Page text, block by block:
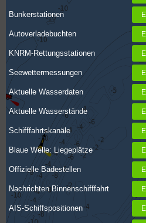
Bunkerstationen
Autoverladebuchten
KNRM-Rettungsstationen
Seewettermessungen
Aktuelle Wasserdaten
Aktuelle Wasserstände
Schifffahrtskanäle
Blaue Welle: Liegeplätze
Offizielle Badestellen
Nachrichten Binnenschifffahrt
AIS-Schiffspositionen